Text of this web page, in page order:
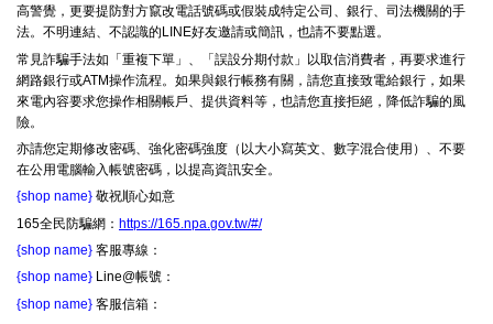
高警覺，更要提防對方竄改電話號碼或假裝成特定公司、銀行、司法機關的手
法。不明連結、不認識的LINE好友邀請或簡訊，也請不要點選。
常見詐騙手法如「重複下單」、「誤設分期付款」以取信消費者，再要求進行
網路銀行或ATM操作流程。如果與銀行帳務有關，請您直接致電給銀行，如果
來電內容要求您操作相關帳戶、提供資料等，也請您直接拒絕，降低詐騙的風
險。
亦請您定期修改密碼、強化密碼強度（以大小寫英文、數字混合使用）、不要
在公用電腦輸入帳號密碼，以提高資訊安全。
{shop name} 敬祝順心如意
165全民防騙網： https://165.npa.gov.tw/#/
{shop name} 客服專線：
{shop name} Line@帳號：
{shop name} 客服信箱：